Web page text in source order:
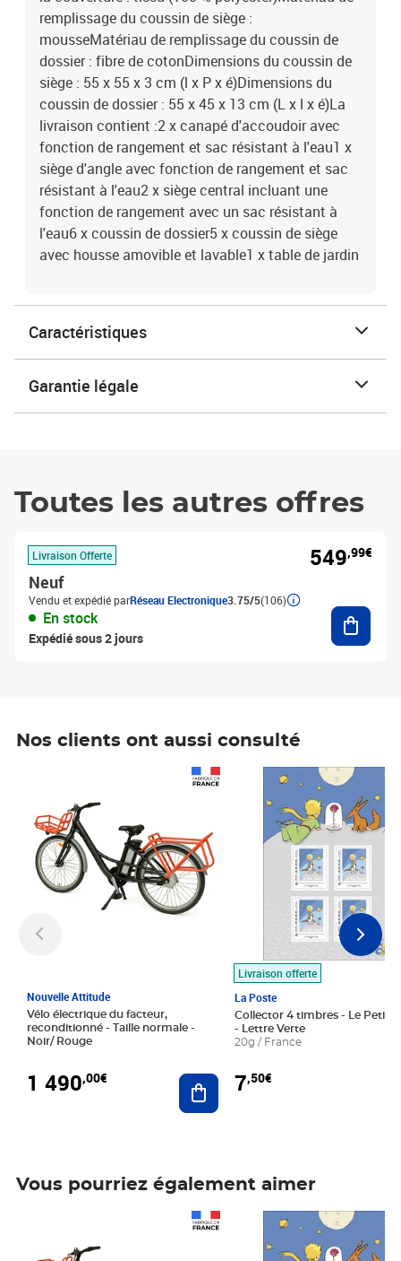
remplissage du coussin de siège :
mousseMatériau de remplissage du coussin de
dossier : fibre de cotonDimensions du coussin de
siège : 55 x 55 x 3 cm (l x P x é)Dimensions du
coussin de dossier : 55 x 45 x 13 cm (L x l x é)La
livraison contient :2 x canapé d'accoudoir avec
fonction de rangement et sac résistant à l'eau1 x
siège d'angle avec fonction de rangement et sac
résistant à l'eau2 x siège central incluant une
fonction de rangement avec un sac résistant à
l'eau6 x coussin de dossier5 x coussin de siège
avec housse amovible et lavable1 x table de jardin
Caractéristiques
Garantie légale
Toutes les autres offres
Livraison Offerte
Neuf
Vendu et expédié parRéseau Electronique3.75/5(106)
En stock
Expédié sous 2 jours
549,99€
Nos clients ont aussi consulté
Nouvelle Attitude
Vélo électrique du facteur,
reconditionné - Taille normale -
Noir/ Rouge
1 490,00€ Ajouter au panier
Livraison offerte
La Poste
Collector 4 timbres - Le Petit
- Lettre Verte
20g / France
7,50€
Prix 7,50€
Vous pourriez également aimer
Prix 7,50€